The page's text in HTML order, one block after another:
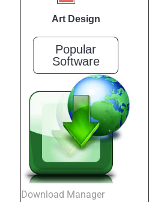
Art Design
Popular
Software
Download Manager